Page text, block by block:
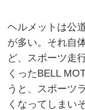
ヘルメットは公
が多い。それ自
ど、スポーツ走
くったBELL
うと、スポーツ
くなってしまい